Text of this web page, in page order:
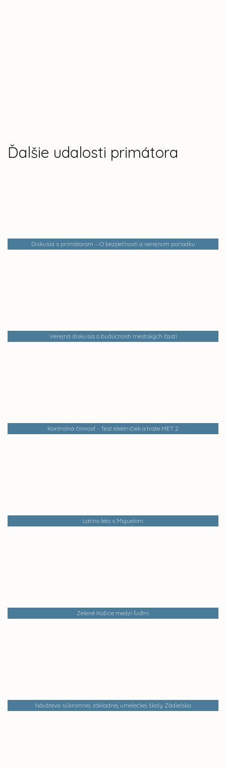
Ďalšie udalosti primátora
Diskusia s primátorom – O bezpečnosti a verejnom poriadku
Verejná diskusia o budúcnosti mestských častí
Kontrolná činnosť - Test električiek a trate MET 2
Latino leto s Miguelom
Zelené Košice medzi ľuďmi
Návšteva súkromnej základnej umeleckej školy Zádielska